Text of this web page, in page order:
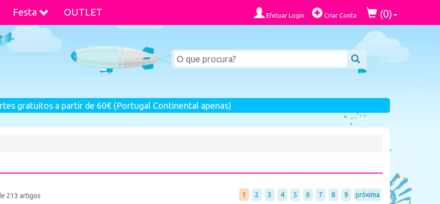
Festa OUTLET Efetuar Login Criar Conta (0)
gratuitos a partir de 60€ (Portugal Continental apenas)
213 artigos 1 2 3 4 5 6 7 8 9 próxima